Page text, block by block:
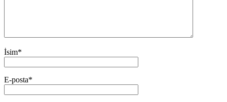
İsim*
E-posta*